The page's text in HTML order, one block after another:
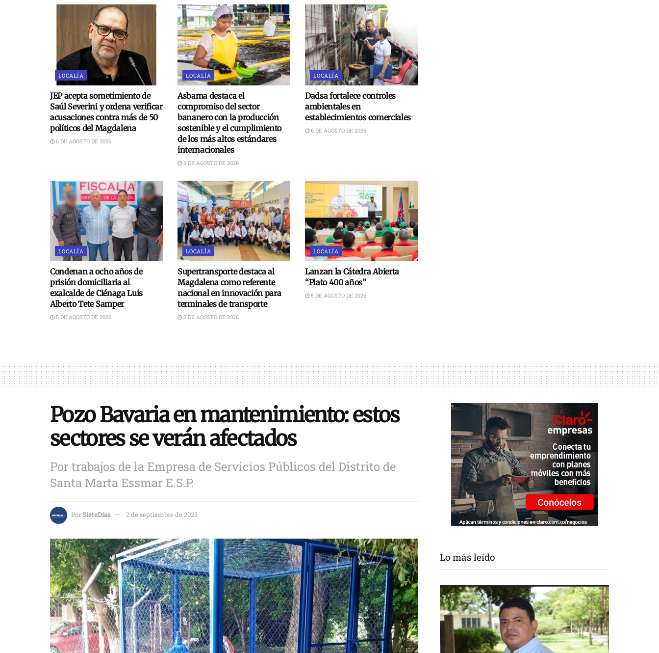
LOCALÍA
JEP acepta sometimiento de
Saúl Severini y ordena verificar
acusaciones contra más de 50
políticos del Magdalena
6 DE AGOSTO DE 2026
LOCALÍA
Asbama destaca el
compromiso del sector
bananero con la producción
sostenible y el cumplimiento
de los más altos estándares
internacionales
6 DE AGOSTO DE 2026
LOCALÍA
Dadsa fortalece controles
ambientales en
establecimientos comerciales
6 DE AGOSTO DE 2026
LOCALÍA
Condenan a ocho años de
prisión domiciliaria al
exalcalde de Ciénaga Luis
Alberto Tete Samper
5 DE AGOSTO DE 2026
LOCALÍA
Supertransporte destaca al
Magdalena como referente
nacional en innovación para
terminales de transporte
5 DE AGOSTO DE 2026
LOCALÍA
Lanzan la Cátedra Abierta
“Plato 400 años”
5 DE AGOSTO DE 2026
Pozo Bavaria en mantenimiento: estos
sectores se verán afectados
Por trabajos de la Empresa de Servicios Públicos del Distrito de
Santa Marta Essmar E.S.P.
PorSieteDías 2 de septiembre de 2023
Lo más leído